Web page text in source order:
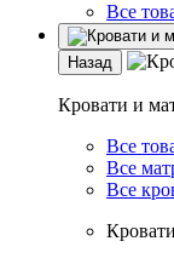
Все
Назад
Кровати и
Все
Все
Все